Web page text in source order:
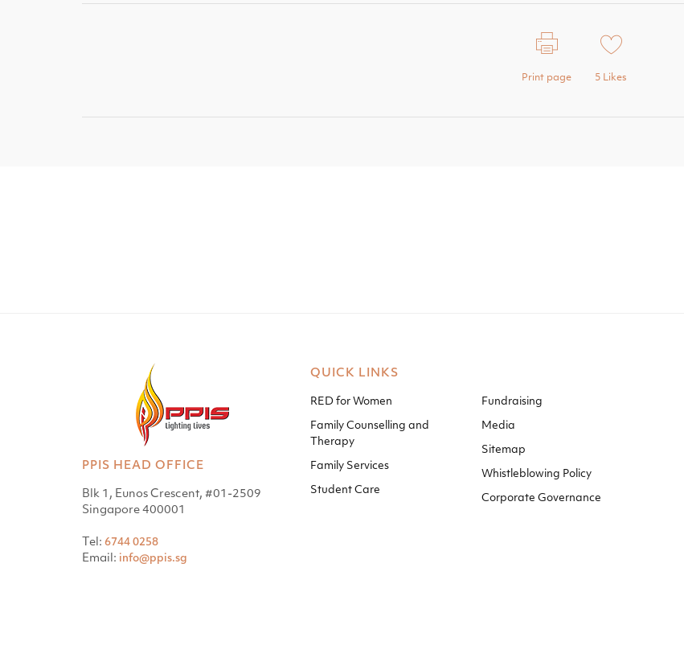
Print page 5 Likes
PPIS HEAD OFFICE
Blk 1, Eunos Crescent, #01-2509
Singapore 400001
Tel: 6744 0258
Email: info@ppis.sg
QUICK LINKS
RED for Women
Family Counselling and
Therapy
Family Services
Student Care
Fundraising
Media
Sitemap
Whistleblowing Policy
Corporate Governance